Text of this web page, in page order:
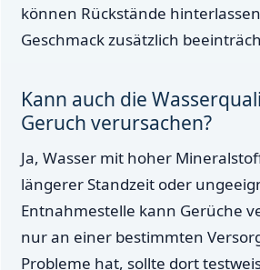
können Rückstände
Geschmack zusätzlich
Kann auch die
Geruch verursachen?
Ja, Wasser mit hoher
längerer Standzeit oder
Entnahmestelle kann Gerüche
nur an einer bestimmten
Probleme hat, sollte dort